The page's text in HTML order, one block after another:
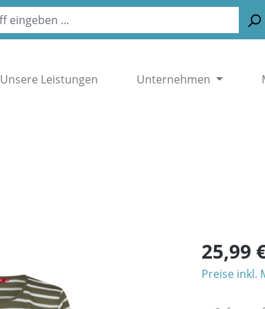
Unsere Leistungen Unternehmen
25,99
Preise inkl.